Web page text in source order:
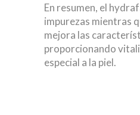
En resumen, el
impurezas mientras
mejora las
proporcionando
especial a la piel.